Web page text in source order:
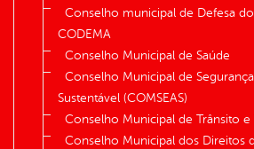
Conselho municipal de Defesa
CODEMA
Conselho Municipal de Saúde
Conselho Municipal de
Sustentável (COMSEAS)
Conselho Municipal de Trânsito e
Conselho Municipal dos Direitos